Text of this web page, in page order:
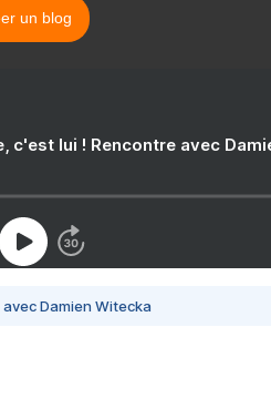
un blog
c'est lui ! Rencontre avec
Damien Witecka